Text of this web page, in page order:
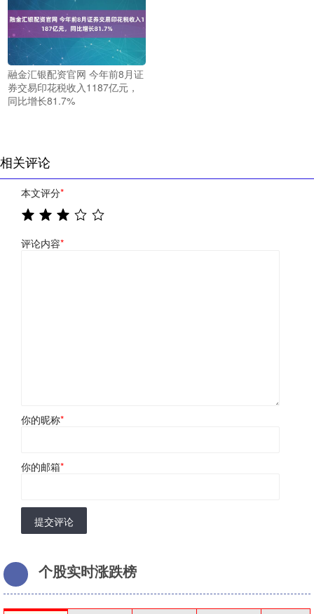
融金汇银配资官网 今年前8月证
券交易印花税收入1187亿元，
同比增长81.7%
相关评论
本文评分*
评论内容*
你的昵称*
你的邮箱*
提交评论
个股实时涨跌榜